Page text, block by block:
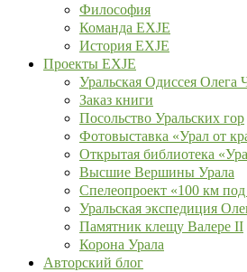
Философия
Команда EXJE
История EXJE
Проекты EXJE
Уральская Одиссея Олега
Заказ книги
Посольство Уральских гор
Фотовыставка «Урал от
Открытая библиотека
Высшие Вершины Урала
Спелеопроект «100 км
Уральская экспедиция
Памятник клещу Валере II
Корона Урала
Авторский блог